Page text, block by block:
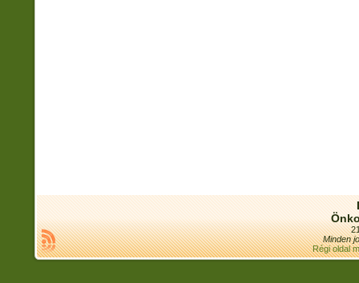
Minden
Régi oldal